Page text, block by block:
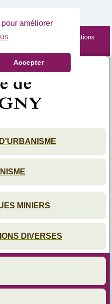
améliorer
Accepter
Retrouvez les informations
MINIERS
DIVERSES